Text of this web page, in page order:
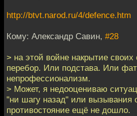
http://btvt.narod.ru/4/defence.htm
Кому: Александр Савин, #28
> на этой войне накрытие своих
перебор. Или подстава. Или
непрофессионализм.
> Может, я недооцениваю
"ни шагу назад" или вызывания
противостояние ещё не дошло.